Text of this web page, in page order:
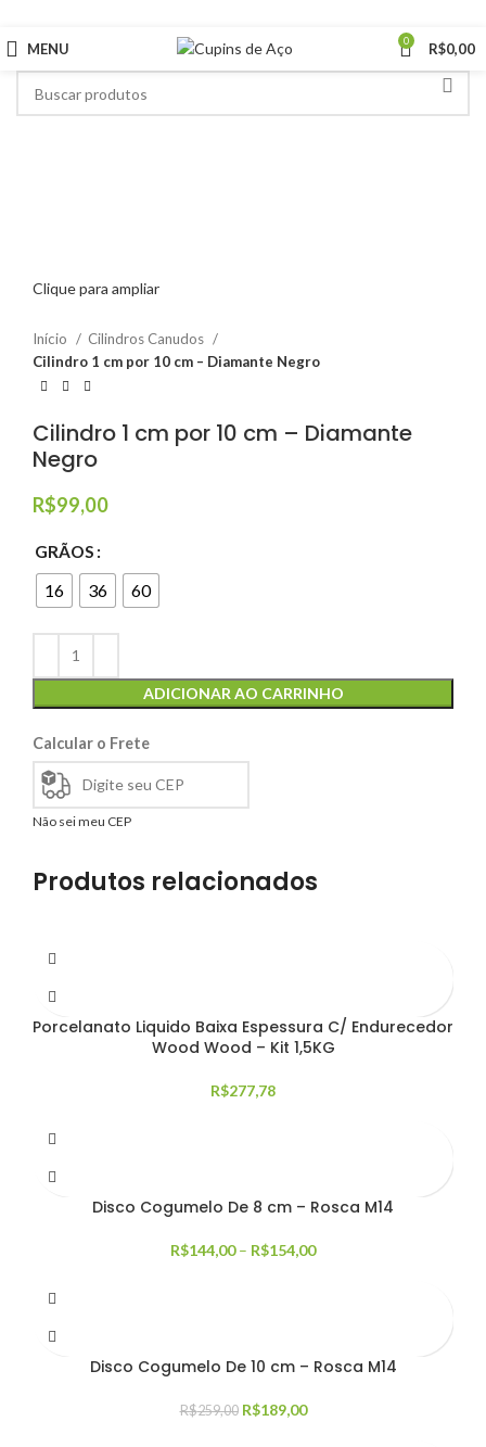
MENU 0 R$0,00
Clique para ampliar
Início
Cilindros Canudos
Cilindro 1 cm por 10 cm – Diamante Negro
Cilindro 1 cm por 10 cm – Diamante
Negro
R$99,00
GRÃOS
16 36 60
ADICIONAR AO CARRINHO
Calcular o Frete
Não sei meu CEP
Produtos relacionados
Porcelanato Liquido Baixa Espessura C/ Endurecedor
Wood Wood – Kit 1,5KG
R$277,78
Disco Cogumelo De 8 cm – Rosca M14
R$144,00 – R$154,00
Disco Cogumelo De 10 cm – Rosca M14
R$259,00 R$189,00